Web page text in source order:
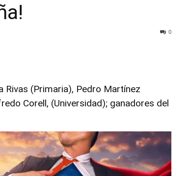
0
Rivas (Primaria), Pedro Martínez
Corell, (Universidad); ganadores del